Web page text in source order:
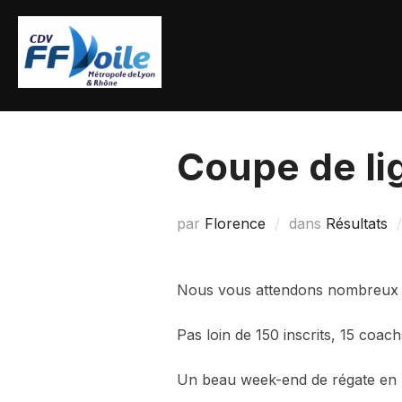
Aller
contenu
Coupe de
par Florence dans Résultats
Nous vous attendons
Pas loin de 150 inscrits, 15
Un beau week-end de régate en